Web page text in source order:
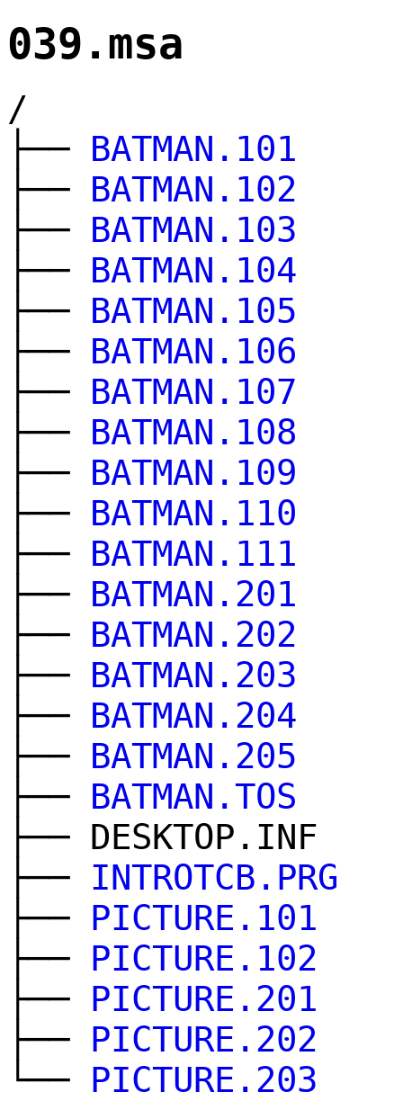
039.msa
/
├── BATMAN.101
├── BATMAN.102
├── BATMAN.103
├── BATMAN.104
├── BATMAN.105
├── BATMAN.106
├── BATMAN.107
├── BATMAN.108
├── BATMAN.109
├── BATMAN.110
├── BATMAN.111
├── BATMAN.201
├── BATMAN.202
├── BATMAN.203
├── BATMAN.204
├── BATMAN.205
├── BATMAN.TOS
├── DESKTOP.INF
├── INTROTCB.PRG
├── PICTURE.101
├── PICTURE.102
├── PICTURE.201
├── PICTURE.202
└── PICTURE.203